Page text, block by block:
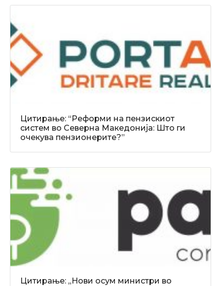
Цитирање: “Реформи на пензискиот
систем во Северна Македонија: Што ги
очекува пензионерите?”
Цитирање: „Нови осум министри во